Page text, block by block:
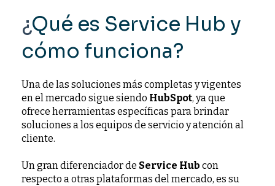
¿Qué es Service Hub y
cómo funciona?
Una de las soluciones más completas y vigentes
en el mercado sigue siendo HubSpot, ya que
ofrece herramientas específicas para brindar
soluciones a los equipos de servicio y atención al
cliente.
Un gran diferenciador de Service Hub con
respecto a otras plataformas del mercado, es su